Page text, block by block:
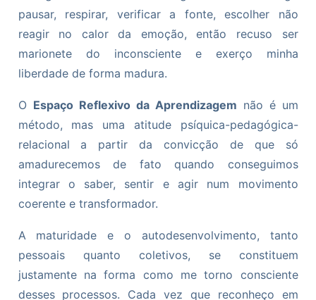
pausar, respirar, verificar a fonte, escolher não
reagir no calor da emoção, então recuso ser
marionete do inconsciente e exerço minha
liberdade de forma madura.
O Espaço Reflexivo da Aprendizagem não é um
método, mas uma atitude psíquica-pedagógica-
relacional a partir da convicção de que só
amadurecemos de fato quando conseguimos
integrar o saber, sentir e agir num movimento
coerente e transformador.
A maturidade e o autodesenvolvimento, tanto
pessoais quanto coletivos, se constituem
justamente na forma como me torno consciente
desses processos. Cada vez que reconheço em